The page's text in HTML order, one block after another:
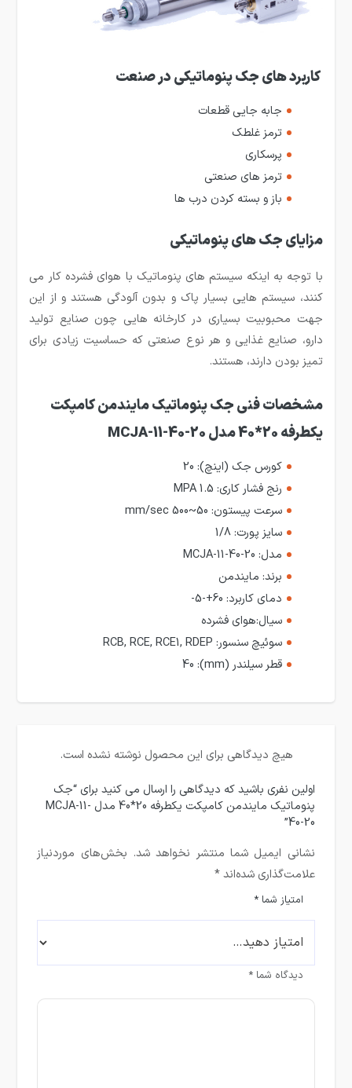
کاربرد های جک پنوماتیکی در صنعت
جابه جایی قطعات
ترمز غلطک
پرسکاری
ترمز های صنعتی
باز و بسته کردن درب ها
مزایای جک های پنوماتیکی
با توجه به اینکه سیستم های پنوماتیک با هوای فشرده کار می
کنند، سیستم هایی بسیار پاک و بدون آلودگی هستند و از این
جهت محبوبیت بسیاری در کارخانه هایی چون صنایع تولید
دارو، صنایع غذایی و هر نوع صنعتی که حساسیت زیادی برای
تمیز بودن دارند، هستند.
مشخصات فنی جک پنوماتیک مایندمن کامپکت
یکطرفه 20*40 مدل MCJA-11-40-20
کورس جک (اینچ): 20
رنج فشار کاری: 1.5 MPA
سرعت پیستون: 50~500 mm/sec
سایز پورت:1/8
مدل: MCJA-11-40-20
برند: مایندمن
دمای کاربرد: 60+-5-
سیال:هوای فشرده
سوئیچ سنسور: RCB, RCE, RCE1, RDEP
قطر سیلندر (mm):
40
هیچ دیدگاهی برای این محصول نوشته نشده است.
اولین نفری باشید که دیدگاهی را ارسال می کنید برای “جک
پنوماتیک مایندمن کامپکت یکطرفه 20*40 مدل MCJA-11-
40-20”
نشانی ایمیل شما منتشر نخواهد شد. بخش‌های موردنیاز
علامت‌گذاری شده‌اند*
امتیاز شما*
دیدگاه شما*